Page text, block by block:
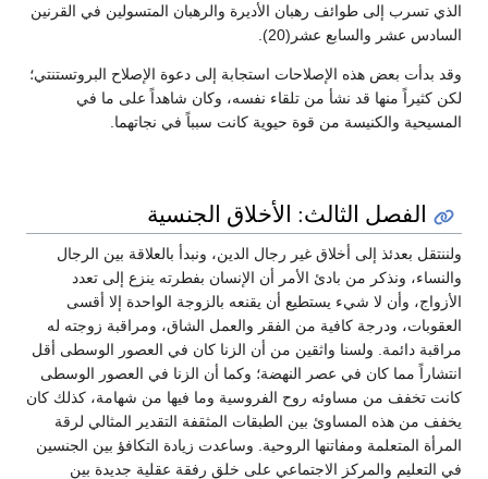
الذي تسرب إلى طوائف رهبان الأديرة والرهبان المتسولين في القرنين
السادس عشر والسابع عشر(20).
وقد بدأت بعض هذه الإصلاحات استجابة إلى دعوة الإصلاح البروتستنتي؛
لكن كثيراً منها قد نشأ من تلقاء نفسه، وكان شاهداً على ما في
المسيحية والكنيسة من قوة حيوية كانت سبباً في نجاتهما.
الفصل الثالث: الأخلاق الجنسية
ولننتقل بعدئذ إلى أخلاق غير رجال الدين، ونبدأ بالعلاقة بين الرجال
والنساء، ونذكر من بادئ الأمر أن الإنسان بفطرته ينزع إلى تعدد
الأزواج، وأن لا شيء يستطيع أن يقنعه بالزوجة الواحدة إلا أقسى
العقوبات، ودرجة كافية من الفقر والعمل الشاق، ومراقبة زوجته له
مراقبة دائمة. ولسنا واثقين من أن الزنا كان في العصور الوسطى أقل
انتشاراً مما كان في عصر النهضة؛ وكما أن الزنا في العصور الوسطى
كانت تخفف من مساوئه روح الفروسية وما فيها من شهامة، كذلك كان
يخفف من هذه المساوئ بين الطبقات المثقفة التقدير المثالي لرقة
المرأة المتعلمة ومفاتنها الروحية. وساعدت زيادة التكافؤ بين الجنسين
في التعليم والمركز الاجتماعي على خلق رفقة عقلية جديدة بين